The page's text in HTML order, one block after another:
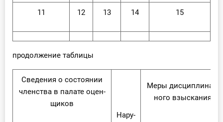
11 12 13 14 15
продолжение таблицы
Све­де­ния о со­сто­я­нии
член­ства в па­ла­те оцен­
щи­ков
На­ру­
Ме­ры дис­ци­пли­нар­
но­го взыс­ка­ния